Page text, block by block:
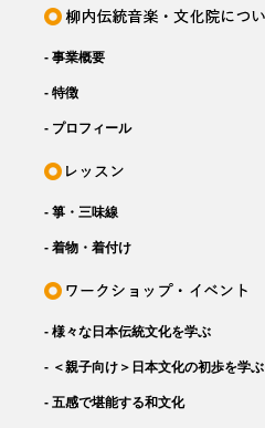
- 事業概要
- 特徴
- プロフィール
- 箏・三味線
- 着物・着付け
- 様々な日本伝統文化を学ぶ
- ＜親子向け＞日本文化の初歩を学ぶ
- 五感で堪能する和文化